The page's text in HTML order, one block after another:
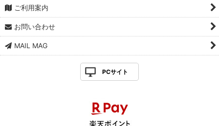
ご利用案内
お問い合わせ
MAIL MAG
PCサイト